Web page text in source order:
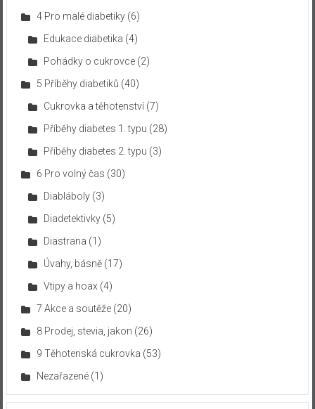
4 Pro malé diabetiky(6)
Edukace diabetika (4)
Pohádky o cukrovce(2)
5 Příběhy diabetiků (40)
Cukrovka a těhotenství(7)
Příběhy diabetes 1. typu (28)
Příběhy diabetes 2. typu (3)
6 Pro volný čas (30)
Diabláboly(3)
Diadetektivky(5)
Diastrana (1)
Úvahy, básně(17)
Vtipy a hoax (4)
7 Akce a soutěže(20)
8 Prodej, stevia, jakon (26)
9 Těhotenská cukrovka (53)
Nezařazené(1)